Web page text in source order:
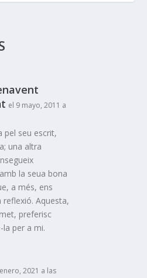
el 9 mayo, 2011 a
pel seu escrit,
una altra
la seua bona
a més, ens
reflexió. Aquesta,
preferisc
la per a mi.
2021 a las